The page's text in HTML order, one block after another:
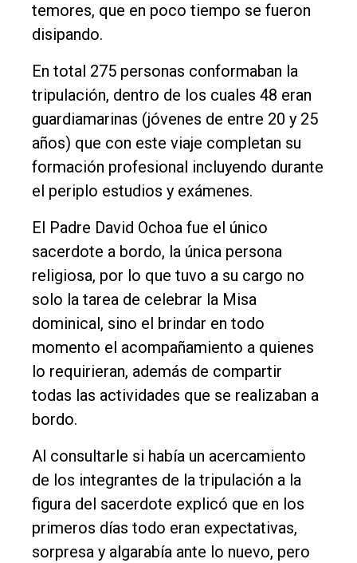
temores, que en poco tiempo se fueron
disipando.
En total 275 personas conformaban la
tripulación, dentro de los cuales 48 eran
guardiamarinas (jóvenes de entre 20 y 25
años) que con este viaje completan su
formación profesional incluyendo durante
el periplo estudios y exámenes.
El Padre David Ochoa fue el único
sacerdote a bordo, la única persona
religiosa, por lo que tuvo a su cargo no
solo la tarea de celebrar la Misa
dominical, sino el brindar en todo
momento el acompañamiento a quienes
lo requirieran, además de compartir
todas las actividades que se realizaban a
bordo.
Al consultarle si había un acercamiento
de los integrantes de la tripulación a la
figura del sacerdote explicó que en los
primeros días todo eran expectativas,
sorpresa y algarabía ante lo nuevo, pero